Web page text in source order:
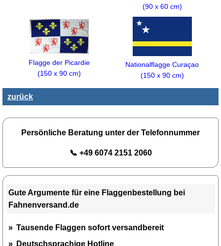
(90 x 60 cm)
Flagge der Picardie
(150 x 90 cm)
Nationalflagge Curaçao
(150 x 90 cm)
zurück
Persönliche Beratung unter der Telefonnummer
📞 +49 6074 2151 2060
Gute Argumente für eine Flaggenbestellung bei
Fahnenversand.de
Tausende Flaggen sofort versandbereit
Deutschsprachige Hotline